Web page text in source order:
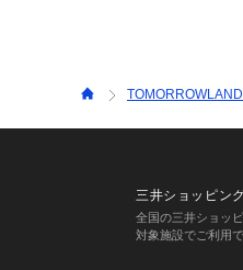
TOMORROWLAND
三井ショッピン
全国の三井ショッ
対象施設でご利用